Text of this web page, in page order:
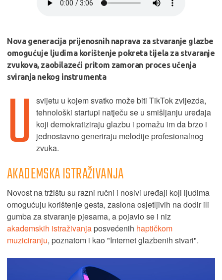
Nova generacija prijenosnih naprava za stvaranje glazbe
omogućuje ljudima korištenje pokreta tijela za stvaranje
zvukova, zaobilazeći pritom zamoran proces učenja
sviranja nekog instrumenta
U
svijetu u kojem svatko može biti TikTok zvijezda,
tehnološki startupi natječu se u smišljanju uređaja
koji demokratiziraju glazbu i pomažu im da brzo i
jednostavno generiraju melodije profesionalnog
zvuka.
AKADEMSKA ISTRAŽIVANJA
Novost na tržištu su razni ručni i nosivi uređaji koji ljudima
omogućuju korištenje gesta, zaslona osjetljivih na dodir ili
gumba za stvaranje pjesama, a pojavio se i niz
akademskih istraživanja posvećenih haptičkom
muziciranju, poznatom i kao "Internet glazbenih stvari".